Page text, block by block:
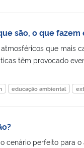
são, o que
que mais
têm provocado
educação ambiental
cenário perfeito para